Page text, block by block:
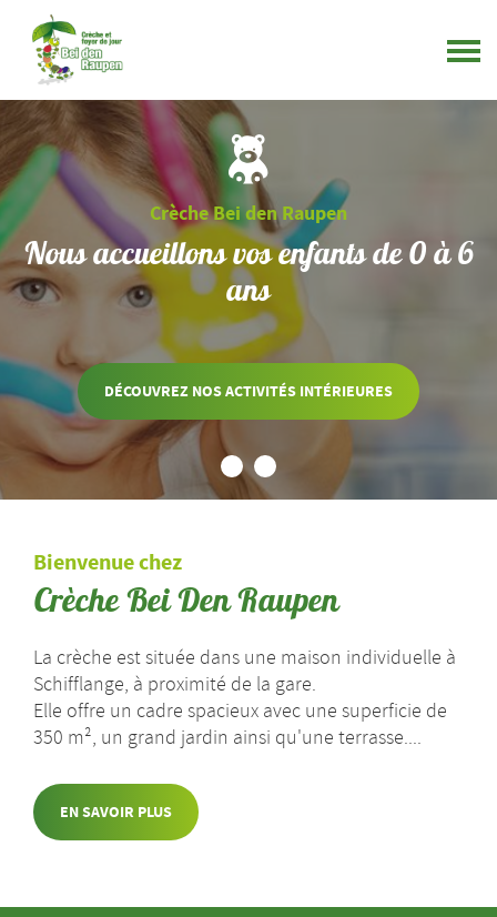
Crèche Bei den Raupen
Nous accueillons vos enfants de 0 à 6
ans
DÉCOUVREZ NOS ACTIVITÉS INTÉRIEURES
Bienvenue chez
Crèche Bei Den Raupen
La crèche est située dans une maison individuelle à
Schifflange, à proximité de la gare.
Elle offre un cadre spacieux avec une superficie de
350 m², un grand jardin ainsi qu'une terrasse....
EN SAVOIR PLUS